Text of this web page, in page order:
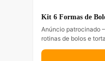
Kit 6 Formas de
Anúncio patrocinado
rotinas de bolos e